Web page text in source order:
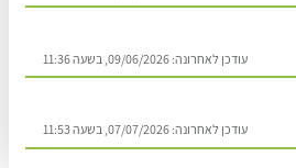
עודכן לאחרונה: 09/06/2026, בשעה 11:36
עודכן לאחרונה: 07/07/2026, בשעה 11:53